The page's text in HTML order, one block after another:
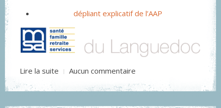
dépliant explicatif de l’AAP
Lire la suite Aucun commentaire